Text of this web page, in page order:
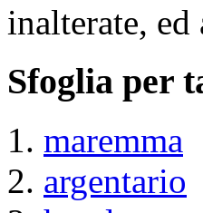
inalterate,
Sfoglia per
maremma
argentario